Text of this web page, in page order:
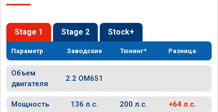
Stage 1 Stage 2 Stock+
Параметр Заводские Тюнинг* Разница
Объем
двигателя
2.2 OM651
Мощность 136 л.с. 200 л.с. +64 л.с.